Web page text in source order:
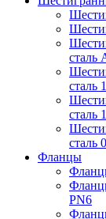
сталь
сталь
сталь
сталь
Фланцы
PN6